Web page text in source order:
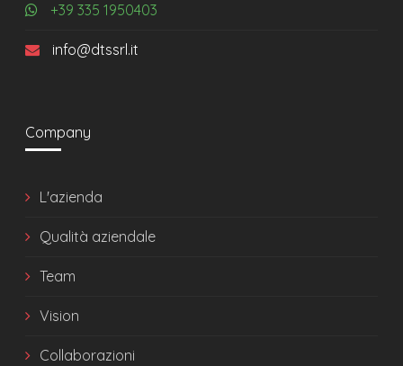
+39 335 1950403
info@dtssrl.it
Company
L'azienda
Qualità aziendale
Team
Vision
Collaborazioni